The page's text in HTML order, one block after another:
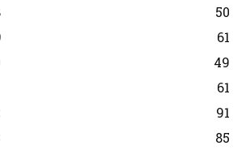
50
61
49
61
91
85